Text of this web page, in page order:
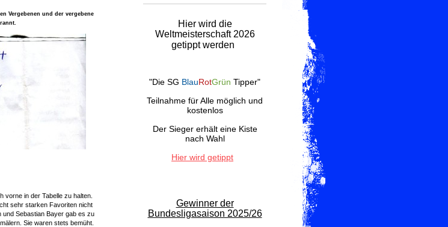
Vergebenen und der vergebene
vorne in der Tabelle zu halten.
sehr starken Favoriten nicht
und Sebastian Bayer gab es zu
Sie waren stets bemüht.
Hier wird die
Weltmeisterschaft 2026
getippt werden
"Die SG BlauRotGrün Tipper"
Teilnahme für Alle möglich und
kostenlos
Der Sieger erhält eine Kiste
nach Wahl
Hier wird getippt
Gewinner der
Bundesligasaison 2025/26